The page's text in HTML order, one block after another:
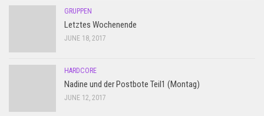
GRUPPEN
Letztes Wochenende
JUNE 18, 2017
HARDCORE
Nadine und der Postbote Teil1 (Montag)
JUNE 12, 2017